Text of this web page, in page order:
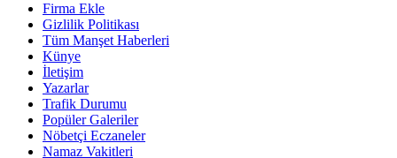
Firma Ekle
Gizlilik Politikası
Tüm Manşet Haberleri
Künye
İletişim
Yazarlar
Trafik Durumu
Popüler Galeriler
Nöbetçi Eczaneler
Namaz Vakitleri